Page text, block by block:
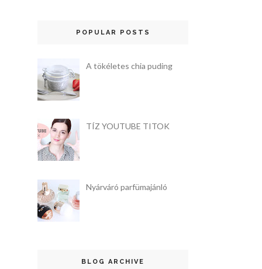
POPULAR POSTS
A tökéletes chia puding
TÍZ YOUTUBE TITOK
Nyárváró parfümajánló
BLOG ARCHIVE